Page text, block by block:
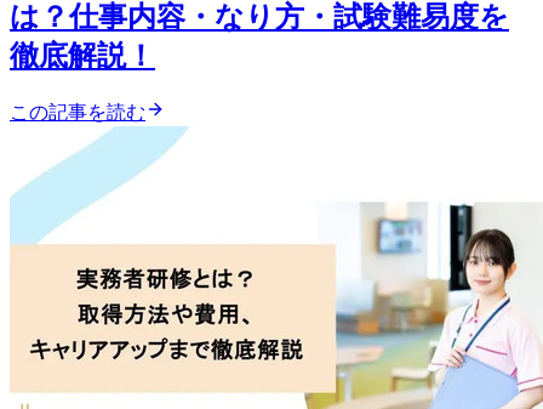
は？仕事内容・なり方・試験難易度を
徹底解説！
この記事を読む